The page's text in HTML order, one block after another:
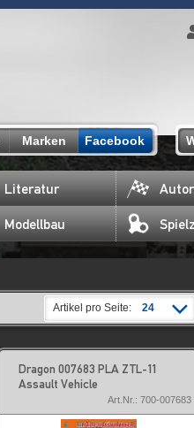
Marken Facebook
Literatur
Modellbau
Artikel pro Seite: 24
Dragon 007683 PLA ZTL-11
Assault Vehicle
Art.Nr.: 700-007683